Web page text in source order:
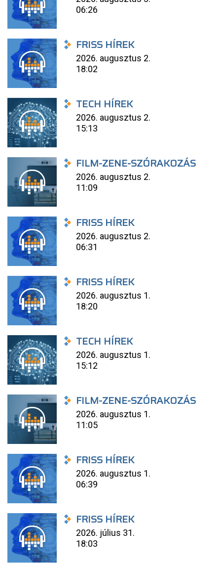
06:26
FRISS HÍREK
2026. augusztus 2.
18:02
TECH HÍREK
2026. augusztus 2.
15:13
FILM-ZENE-SZÓRAKOZÁS
2026. augusztus 2.
11:09
FRISS HÍREK
2026. augusztus 2.
06:31
FRISS HÍREK
2026. augusztus 1.
18:20
TECH HÍREK
2026. augusztus 1.
15:12
FILM-ZENE-SZÓRAKOZÁS
2026. augusztus 1.
11:05
FRISS HÍREK
2026. augusztus 1.
06:39
FRISS HÍREK
2026. július 31.
18:03